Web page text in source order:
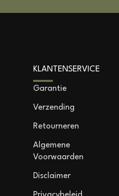
KLANTENSERVICE
Garantie
Verzending
Retourneren
Algemene
Voorwaarden
Disclaimer